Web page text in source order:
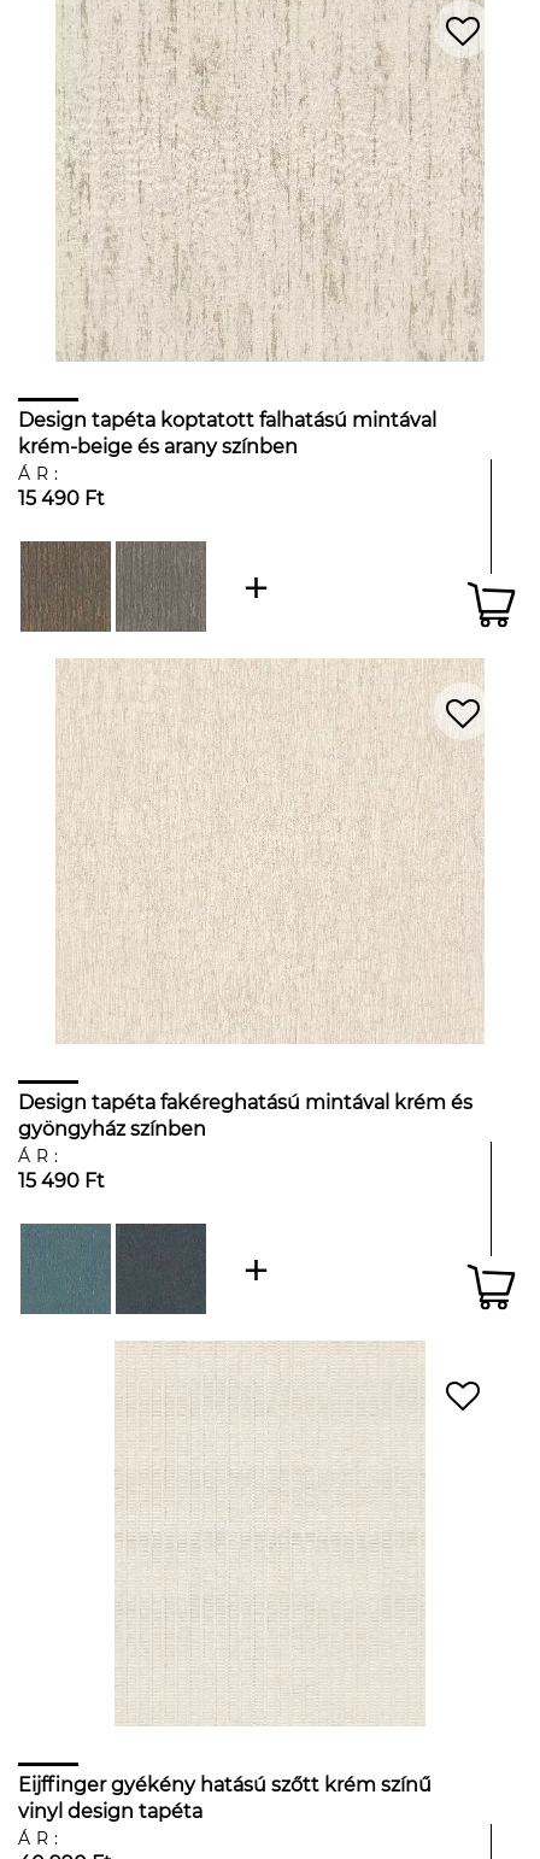
Design tapéta koptatott falhatású mintával
krém-beige és arany színben
ÁR:
15 490 Ft
Design tapéta fakéreghatású mintával krém és
gyöngyház színben
ÁR:
15 490 Ft
Eijffinger gyékény hatású szőtt krém színű
vinyl design tapéta
ÁR: